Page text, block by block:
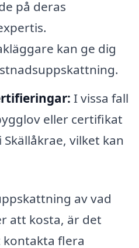
på deras
kan ge dig
I vissa fall
eller certifikat
vilket kan
av vad
att kosta, är det
flera